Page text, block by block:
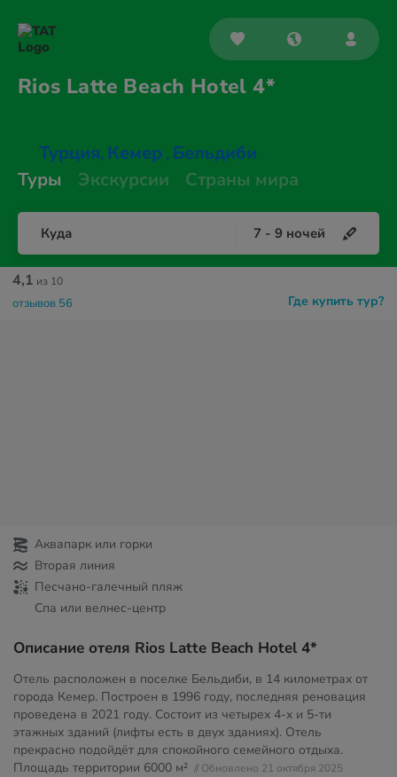
Rios Latte Beach Hotel 4*
Турция, Кемер , Бельдиби
Туры
Экскурсии Страны мира
Куда 7 - 9 ночей
Где купить тур?
4,1 из 10
отзывов 56
Аквапарк или горки
Вторая линия
Песчано-галечный пляж
Спа или велнес-центр
Описание отеля Rios Latte Beach Hotel 4*
Отель расположен в поселке Бельдиби, в 14 километрах от
города Кемер. Построен в 1996 году, последняя реновация
проведена в 2021 году. Состоит из четырех 4-х и 5-ти
этажных зданий (лифты есть в двух зданиях). Отель
прекрасно подойдёт для спокойного семейного отдыха.
Площадь территории 6000 м² // Обновлено 21 октября 2025